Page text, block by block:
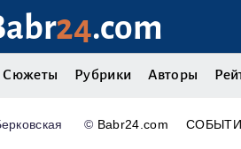
24.com
Сюжеты Рубрики Авторы
© Babr24.com